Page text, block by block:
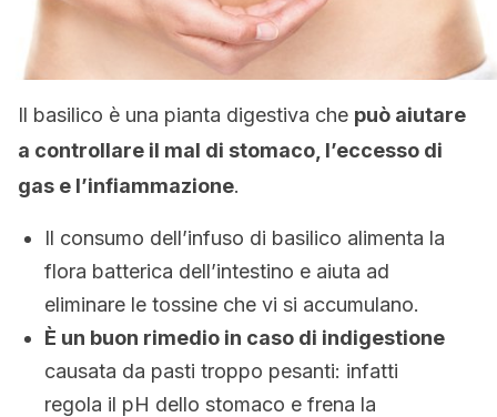
Il basilico è una pianta digestiva che può aiutare
a controllare il mal di stomaco, l’eccesso di
gas e l’infiammazione.
Il consumo dell’infuso di basilico alimenta la
flora batterica dell’intestino e aiuta ad
eliminare le tossine che vi si accumulano.
È un buon rimedio in caso di indigestione
causata da pasti troppo pesanti: infatti
regola il pH dello stomaco e frena la